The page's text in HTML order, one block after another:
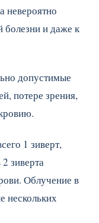
невероятно
болезни и даже к
допустимые
потере зрения,
1 зиверт,
зиверта
Облучение в
нескольких